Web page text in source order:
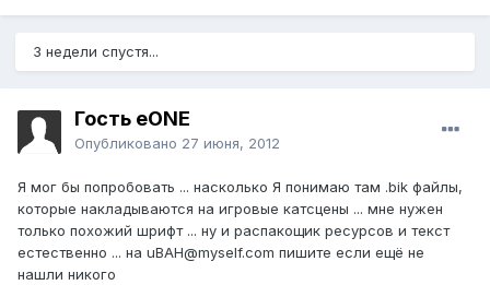
3 недели спустя...
Гость eONE
Опубликовано 27 июня, 2012
Я мог бы попробовать ... насколько Я понимаю там .bik файлы,
которые накладываются на игровые катсцены ... мне нужен
только похожий шрифт ... ну и распакощик ресурсов и текст
естественно ... на uBAH@myself.com пишите если ещё не
нашли никого